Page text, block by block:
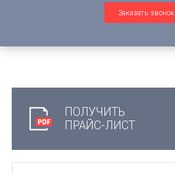
Заказать звонок
ПОЛУЧИТЬ
ПРАЙС-ЛИСТ